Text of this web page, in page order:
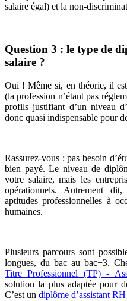
salaire égal) et la non-
Question 3 : le type de
salaire ?
Oui ! Même si, en théorie, il
(la profession n’étant pas
profils justifiant d’un niveau
donc quasi indispensable pour
Rassurez-vous : pas besoin
bien payé. Le niveau de
votre salaire, mais les
opérationnels. Autrement
aptitudes professionnelles à
humaines.
Plusieurs parcours sont
longues, du bac au bac+3.
Titre Professionnel (TP) -
solution la plus adaptée pour
C’est un diplôme d’assistant RH